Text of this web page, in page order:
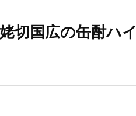
切国広の缶酎ハイ